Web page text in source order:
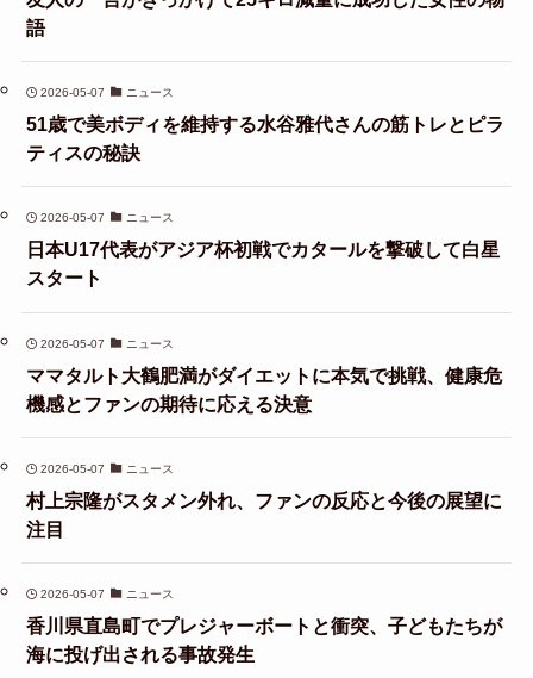
語
2026-05-07 ニュース
51歳で美ボディを維持する水谷雅代さんの筋トレとピラ
ティスの秘訣
2026-05-07 ニュース
日本U17代表がアジア杯初戦でカタールを撃破して白星
スタート
2026-05-07 ニュース
ママタルト大鶴肥満がダイエットに本気で挑戦、健康危
機感とファンの期待に応える決意
2026-05-07 ニュース
村上宗隆がスタメン外れ、ファンの反応と今後の展望に
注目
2026-05-07 ニュース
香川県直島町でプレジャーボートと衝突、子どもたちが
海に投げ出される事故発生